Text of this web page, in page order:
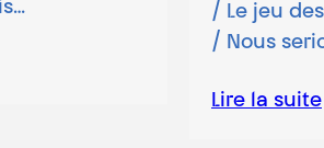
/ Le jeu des 7 familles de la
/ Nous serions au cœur d’une…